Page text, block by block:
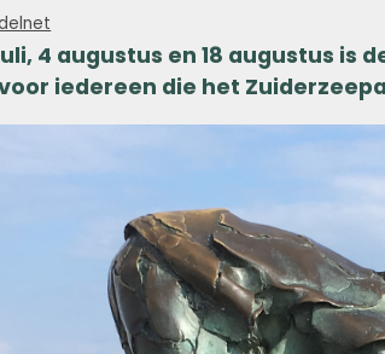
juli, 4 augustus en 18 augustus
iedereen die het